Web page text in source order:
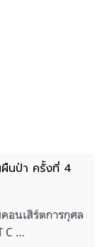
นป่า ครั้งที่ 4
อนเสิร์ตการกุศล
C …